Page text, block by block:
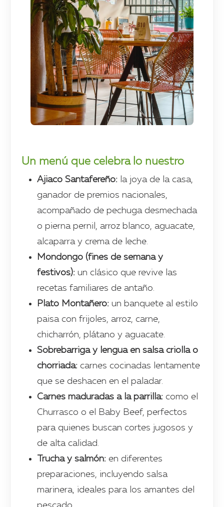
Un menú que celebra lo nuestro
Ajiaco Santafereño:la joya de la casa,
ganador de premios nacionales,
acompañado de pechuga desmechada
o pierna pernil, arroz blanco, aguacate,
alcaparra y crema de leche.
Mondongo (fines de semana y
festivos):un clásico que revive las
recetas familiares de antaño.
Plato Montañero:un banquete al estilo
paisa con frijoles, arroz, carne,
chicharrón, plátano y aguacate.
Sobrebarriga y lengua en salsa criolla o
chorriada:carnes cocinadas lentamente
que se deshacen en el paladar.
Carnes maduradas a la parrilla:como el
Churrasco o el Baby Beef, perfectos
para quienes buscan cortes jugosos y
de alta calidad.
Trucha y salmón:en diferentes
preparaciones, incluyendo salsa
marinera, ideales para los amantes del